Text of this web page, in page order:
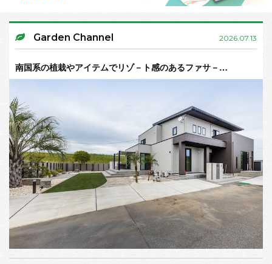
Garden Channel 2026.07.13
南国系の植栽やアイテムでリゾ－ト感のあるファサ－…